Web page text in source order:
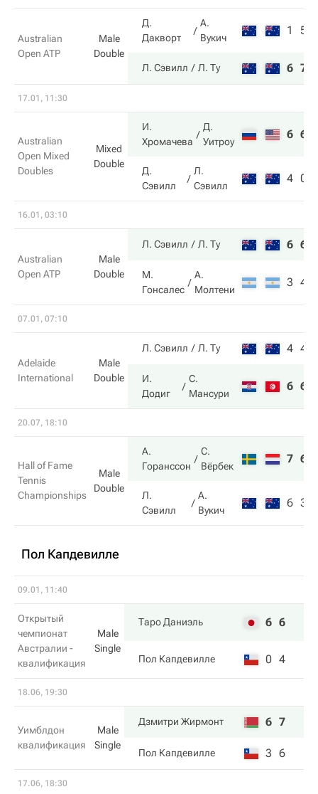
Australian
Open ATP
Male
Double
Д.
Дакворт
А.
Вукич
1 5
Л. Сэвилл Л. Ту 6 7
17.01, 11:30
Australian
Open Mixed
Doubles
Mixed
Double
И.
Хромачева
Д.
Уитроу
6 6
Д.
Сэвилл
Л.
Сэвилл
4 0
16.01, 03:10
Australian
Open ATP
Male
Double
Л. Сэвилл Л. Ту 6 6
М.
Гонсалес
А.
Молтени
3 4
07.01, 07:10
Adelaide
International
Male
Double
Л. Сэвилл Л. Ту 4 4
И.
Додиг
С.
Мансури
6 6
20.07, 18:10
Hall of Fame
Tennis
Championships
Male
Double
А.
Горанссон
С.
Вёрбек
7 6
Л.
Сэвилл
А.
Вукич
6 3
Пол Капдевилле
09.01, 11:40
Открытый
чемпионат
Австралии -
квалификация
Male
Single
Таро Даниэль 6 6
Пол Капдевилле 0 4
18.06, 19:30
Уимблдон
квалификация
Male
Single
Дзмитри Жирмонт 6 7
Пол Капдевилле 3 6
17.06, 18:30